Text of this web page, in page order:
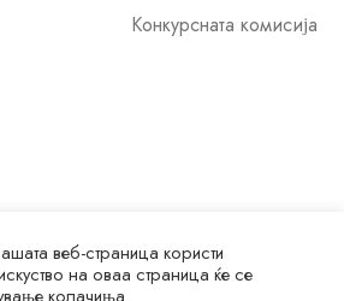
Конкурсната комисија
користи
на оваа страница ќе се
колачиња.